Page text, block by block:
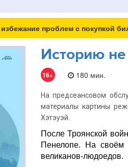
проблем с покупкой
Историю
16+ 180 мин.
На предсеансовом
материалы картины
Хэтэуэй.
После Троянской
Пенелопе. На своём
великанов-людоедов.